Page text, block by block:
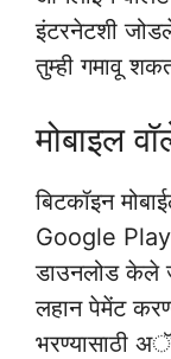
इंटरनेटशी
तुम्ही गमावू
मोबाइल
बिटकॉइन
Google
डाउनलोड केले
लहान पेमेंट
भरण्यासाठी